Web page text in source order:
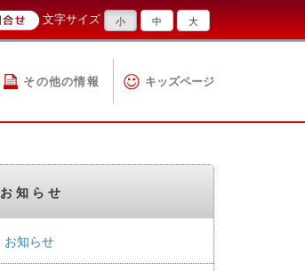
文字サイズ 小 中 大
その他の情報 キッズページ
お知らせ
お知らせ